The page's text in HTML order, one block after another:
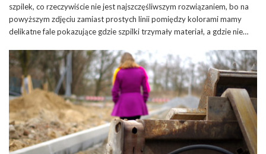
szpilek, co rzeczywiście nie jest najszczęśliwszym rozwiązaniem, bo na
powyższym zdjęciu zamiast prostych linii pomiędzy kolorami mamy
delikatne fale pokazujące gdzie szpilki trzymały materiał, a gdzie nie…